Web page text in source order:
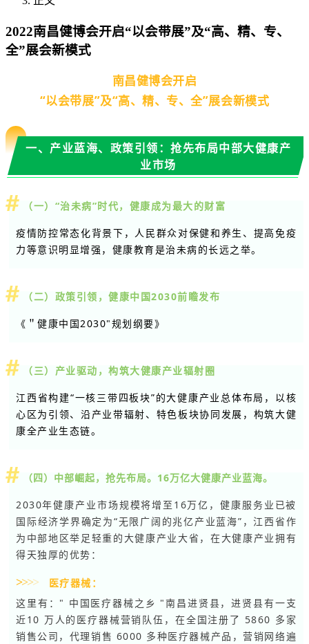
2022南昌健博会开启“以会带展”及“高、精、专、
全”展会新模式
南昌健博会开启
“以会带展”及“高、精、专、全”展会新模式
一、产业蓝海、政策引领：抢先布局中部大健康产
业市场
（一）“治未病”时代，健康成为最大的财富
疫情防控常态化背景下，人民群众对保健和养生、提高免疫
力等意识明显增强，健康教育是治未病的长远之举。
（二）政策引领，健康中国2030前瞻发布
《＂健康中国2030"规划纲要》
（三）产业驱动，构筑大健康产业辐射圈
江西省构建“一核三带四板块”的大健康产业总体布局，以核
心区为引领、沿产业带辐射、特色板块协同发展，构筑大健
康全产业生态链。
（四）中部崛起，抢先布局。16万亿大健康产业蓝海。
2030年健康产业市场规模将增至16万亿，健康服务业已被
国际经济学界确定为“无限广阔的兆亿产业蓝海”，江西省作
为中部地区举足轻重的大健康产业大省，在大健康产业拥有
得天独厚的优势：
>>>>
医疗器械：
这里有：" 中国医疗器械之乡 "南昌进贤县，进贤县有一支
近10 万人的医疗器械营销队伍，在全国注册了 5860 多家
销售公司，代理销售 6000 多种医疗器械产品，营销网络遍